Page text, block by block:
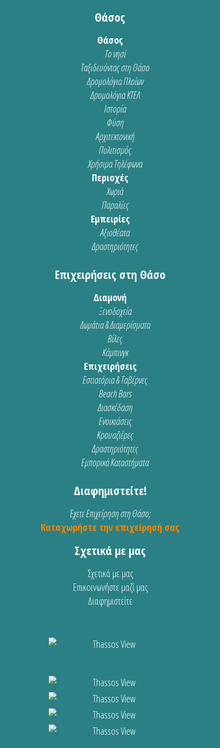
Θάσος
Θάσος
Το νησί
Ταξιδευόντας στη Θάσο
Δρομολόγια Πλοίων
Δρομολόγια ΚΤΕΛ
Ιστορία
Φύση
Αρχιτεκτονική
Πολιτισμός
Χρήσιμα Τηλέφωνα
Περιοχές
Χωριά
Παραλίες
Εμπειρίες
Αξιοθέατα
Δραστηριότητες
Επιχειρήσεις στη Θάσο
Διαμονή
Ξενοδοχεία
Δωμάτια & Διαμερίσματα
Βίλες
Κάμπινγκ
Επιχειρήσεις
Εστιατόρια & Ταβέρνες
Beach Bars
Διασκέδαση
Ενοικιάσεις
Κρουαζιέρες
Δραστηριότητες
Εμπορικά Καταστήματα
Διαφημιστείτε!
Έχετε Επιχείρηση στη Θάσο;
Καταχωρήστε την επιχείρησή σας
Σχετικά με μας
Σχετικά με μας
Επικοινωνήστε μαζί μας
Διαφημιστείτε